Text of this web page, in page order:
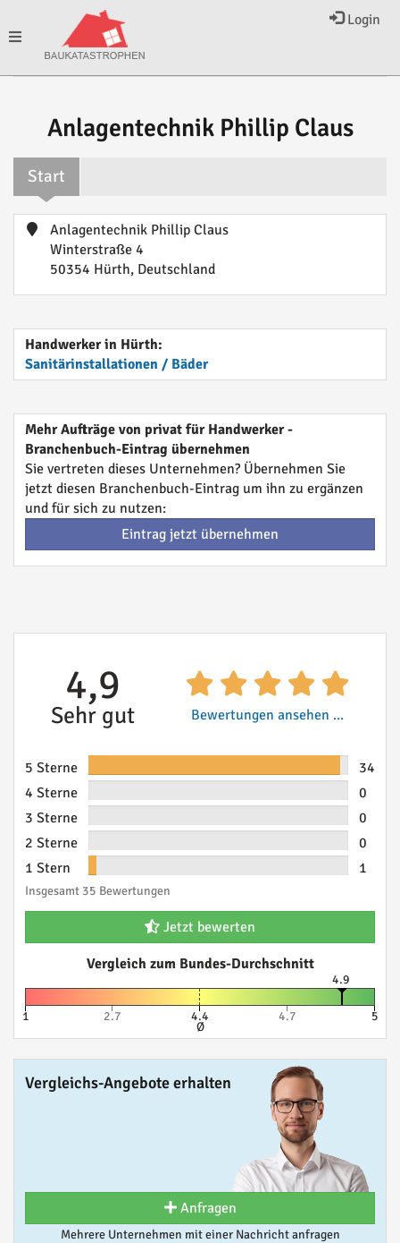
Login
Toggle
Anlagentechnik Phillip Claus
Start
Anlagentechnik Phillip Claus
Winterstraße 4
50354 Hürth, Deutschland
Handwerker in Hürth:
Sanitärinstallationen / Bäder
Mehr Aufträge von privat für Handwerker -
Branchenbuch-Eintrag übernehmen
Sie vertreten dieses Unternehmen? Übernehmen Sie
jetzt diesen Branchenbuch-Eintrag um ihn zu ergänzen
und für sich zu nutzen:
Eintrag jetzt übernehmen
4,9
Sehr gut Bewertungen ansehen ...
5 Sterne
34
4 Sterne
0
3 Sterne
0
2 Sterne
0
1 Stern
1
Insgesamt 35 Bewertungen
Jetzt bewerten
Vergleich zum Bundes-Durchschnitt
4.9
1 2.7 4.4
Ø
4.7 5
Vergleichs-Angebote erhalten
Anfragen
Mehrere Unternehmen mit einer Nachricht anfragen